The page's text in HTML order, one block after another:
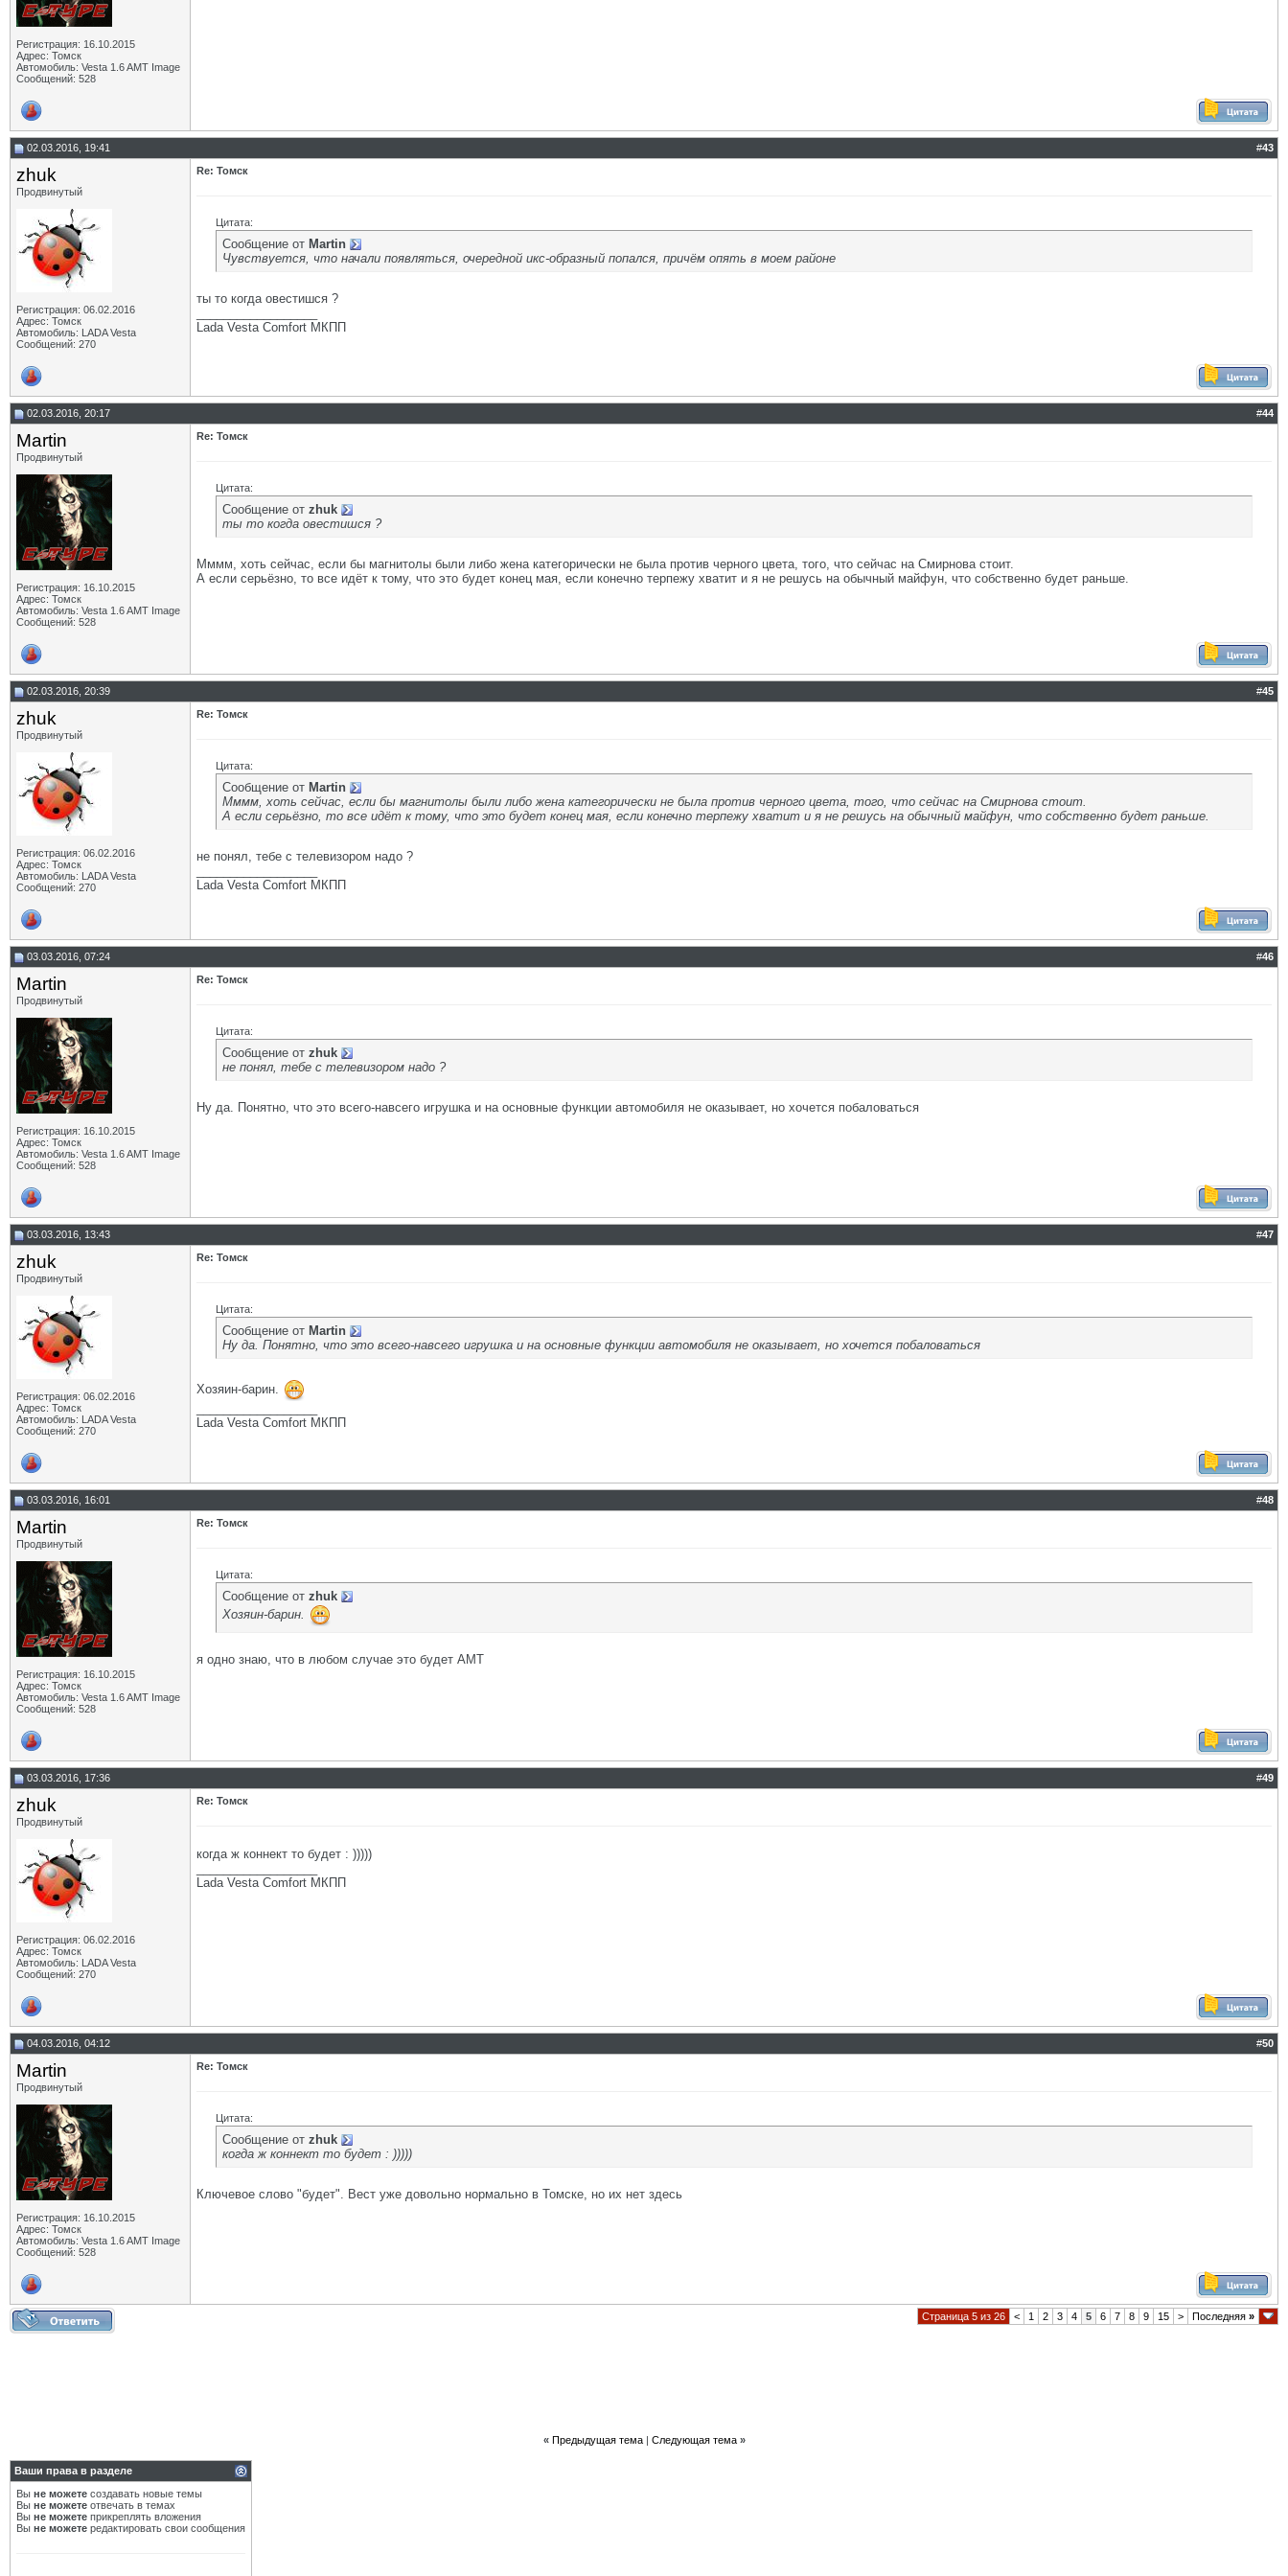
Регистрация: 16.10.2015
Адрес: Томск
Автомобиль: Vesta 1.6 AMT Image
Сообщений: 528
02.03.2016, 19:41 #43
zhuk
Продвинутый
Регистрация: 06.02.2016
Адрес: Томск
Автомобиль: LADA Vesta
Сообщений: 270
Re: Томск
Цитата:
Сообщение от Martin
Чувствуется, что начали появляться, очередной икс-образный попался, причём опять в моем районе
ты то когда овестишся ?
Lada Vesta Comfort МКПП
02.03.2016, 20:17 #44
Martin
Продвинутый
Регистрация: 16.10.2015
Адрес: Томск
Автомобиль: Vesta 1.6 AMT Image
Сообщений: 528
Re: Томск
Цитата:
Сообщение от zhuk
ты то когда овестишся ?
Мммм, хоть сейчас, если бы магнитолы были либо жена категорически не была против черного цвета, того, что сейчас на Смирнова стоит.
А если серьёзно, то все идёт к тому, что это будет конец мая, если конечно терпежу хватит и я не решусь на обычный майфун, что собственно будет раньше.
02.03.2016, 20:39 #45
zhuk
Продвинутый
Регистрация: 06.02.2016
Адрес: Томск
Автомобиль: LADA Vesta
Сообщений: 270
Re: Томск
Цитата:
Сообщение от Martin
Мммм, хоть сейчас, если бы магнитолы были либо жена категорически не была против черного цвета, того, что сейчас на Смирнова стоит.
А если серьёзно, то все идёт к тому, что это будет конец мая, если конечно терпежу хватит и я не решусь на обычный майфун, что собственно будет раньше.
не понял, тебе с телевизором надо ?
Lada Vesta Comfort МКПП
03.03.2016, 07:24 #46
Martin
Продвинутый
Регистрация: 16.10.2015
Адрес: Томск
Автомобиль: Vesta 1.6 AMT Image
Сообщений: 528
Re: Томск
Цитата:
Сообщение от zhuk
не понял, тебе с телевизором надо ?
Ну да. Понятно, что это всего-навсего игрушка и на основные функции автомобиля не оказывает, но хочется побаловаться
03.03.2016, 13:43 #47
zhuk
Продвинутый
Регистрация: 06.02.2016
Адрес: Томск
Автомобиль: LADA Vesta
Сообщений: 270
Re: Томск
Цитата:
Сообщение от Martin
Ну да. Понятно, что это всего-навсего игрушка и на основные функции автомобиля не оказывает, но хочется побаловаться
Хозяин-барин.
Lada Vesta Comfort МКПП
03.03.2016, 16:01 #48
Martin
Продвинутый
Регистрация: 16.10.2015
Адрес: Томск
Автомобиль: Vesta 1.6 AMT Image
Сообщений: 528
Re: Томск
Цитата:
Сообщение от zhuk
Хозяин-барин.
я одно знаю, что в любом случае это будет АМТ
03.03.2016, 17:36 #49
zhuk
Продвинутый
Регистрация: 06.02.2016
Адрес: Томск
Автомобиль: LADA Vesta
Сообщений: 270
Re: Томск
когда ж коннект то будет : )))))
Lada Vesta Comfort МКПП
04.03.2016, 04:12 #50
Martin
Продвинутый
Регистрация: 16.10.2015
Адрес: Томск
Автомобиль: Vesta 1.6 AMT Image
Сообщений: 528
Re: Томск
Цитата:
Сообщение от zhuk
когда ж коннект то будет : )))))
Ключевое слово "будет". Вест уже довольно нормально в Томске, но их нет здесь
Страница 5 из 26 < 1 2 3 4 5 6 7 8 9 15 > Последняя »
« Предыдущая тема| Следующая тема »
Ваши права в разделе
Вы не можете создавать новые темы
Вы не можете отвечать в темах
Вы не можете прикреплять вложения
Вы не можете редактировать свои сообщения